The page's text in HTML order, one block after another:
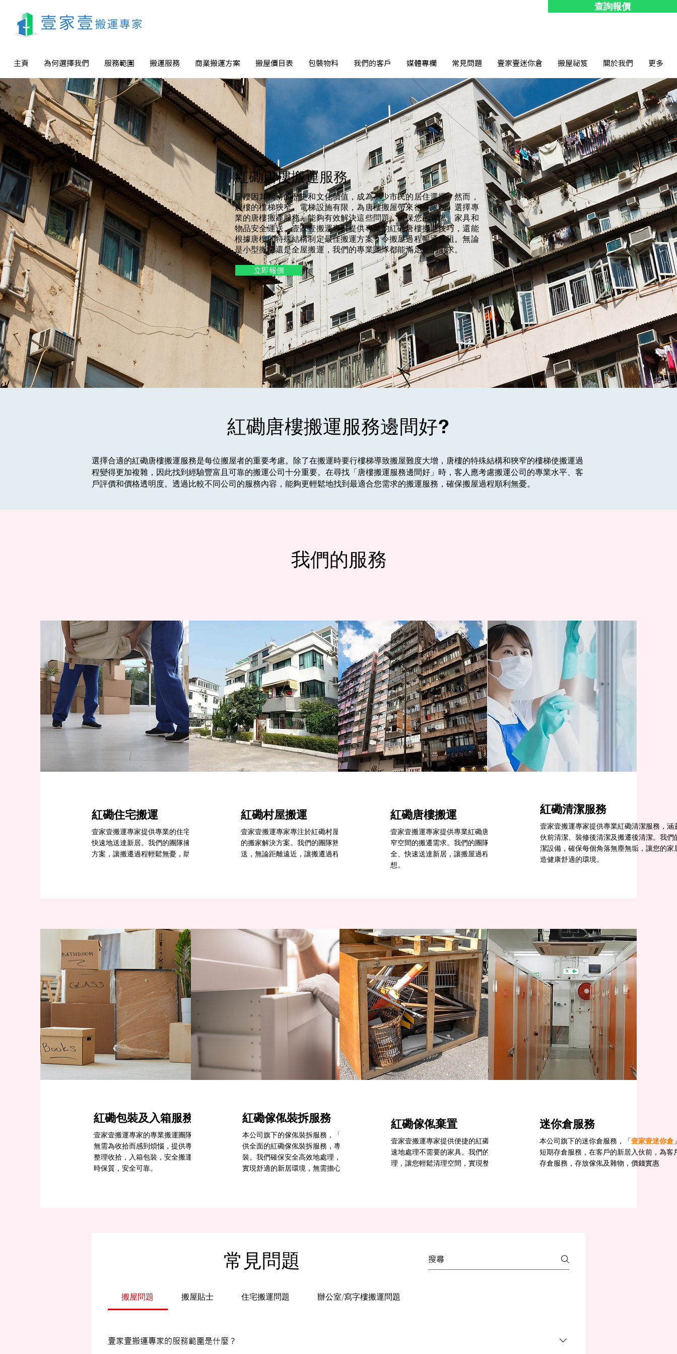
查詢報價
主頁 為何選擇我們 服務範圍 搬運服務 商業搬運方案 搬屋價目表 包裝物料 我們的客戶 媒體專欄 常見問題 壹家壹迷你倉 搬屋祕笈 關於我們 更多
紅磡​唐樓搬運服務
唐樓因其獨特的歷史和文化價值，成為不少市民的居住選擇。然而，
唐樓的樓梯狹窄、電梯設施有限，為唐樓搬屋帶來很多限制。選擇專
業的唐樓搬運服務，能夠有效解決這些問題，確保您的傢俬、家具和
物品安全運送。壹家壹搬運專家提供專業的紅磡唐樓搬運技巧，還能
根據唐樓的特殊結構制定最佳搬運方案，令搬屋過程暢通無阻。無論
是小型搬遷還是全屋搬運，我們的專業團隊都能滿足您的需求。
立即報價
紅磡唐樓搬運服務邊間好?
選擇合適的紅磡唐樓搬運服務是每位搬屋者的重要考慮。除了在搬運時要行樓梯導致搬屋難度大增，唐樓的特殊結構和狹窄的樓梯使搬運過
程變得更加複雜，因此找到經驗豐富且可靠的搬運公司十分重要。在尋找「唐樓搬運服務邊間好」時，客人應考慮搬運公司的專業水平、客
戶評價和價格透明度。透過比較不同公司的服務內容，能夠更輕鬆地找到最適合您需求的搬運服務，確保搬屋過程順利無憂。
我們的服務
紅磡住宅搬運
壹家壹搬運專家提供專業的住宅搬運服務，確保您的物品安全、
快速地送達新居。我們的團隊擁有豐富經驗，提供全方位的搬屋
方案，讓搬遷過程輕鬆無憂，助您順利展開理想新生活。
紅磡村屋搬運
壹家壹搬運專家專注於紅磡村屋搬運服務，為您提供專業和可靠
的搬家解決方案。我們的團隊熟悉村屋環境，確保物品安全運
送，無論距離遠近，讓搬遷過程順利輕鬆，助您安心入住新居。
紅磡​唐樓搬運
壹家壹搬運專家提供專業紅磡唐樓搬運服務，專注於高樓層和狹
窄空間的搬遷需求。我們的團隊熟悉唐樓特點，確保您的物品安
全、快速送達新居，讓搬屋過程輕鬆無憂，實現您的新生活夢
想。
紅磡清潔服務
壹家壹搬運專家提供專業紅磡清潔服務，涵
伙前清潔、裝修後清潔及搬遷後清潔。我們
潔設備，確保每個角落無塵無垢，讓您的家
造健康舒適的環境。
紅磡包裝及入箱服務
壹家壹搬運專家的專業搬運團隊為客戶上門收拾一切所需，客人
無需為收拾而感到煩惱，提供專用紙箱及掛衣箱等，為你於現場
整理收拾，入箱包裝，安全搬運至目的地再歸位，快捷妥當，準
時保質，安全可靠。
紅磡傢俬裝拆服務
本公司旗下的傢俬裝拆服務，「壹家壹傢俬安裝專家」為客戶提
供全面的紅磡傢俬裝拆服務，專業團隊熟悉各類家具的拆卸與安
裝。我們確保安全高效地處理，讓您輕鬆應對搬遷或重新布置，
實現舒適的新居環境，無需擔心繁瑣的過程。
紅磡傢俬棄置
壹家壹搬運專家提供便捷的紅磡傢俬棄置服務，協助您安全、快
速地處理不需要的家具。我們的團隊負責搬運、拆卸及棄置處
理，讓您輕鬆清理空間，實現整潔有序的新居環境。
迷你倉服務
本公司旗下的迷你倉服務，「壹家壹迷你倉
短期存倉服務，在客戶的新居入伙前，為客
存倉服務，存放傢俬及雜物，價錢實惠
常見問題
搬屋問題 搬屋貼士 住宅搬運問題 辦公室/寫字樓搬運問題
壹家壹搬運專家的服務範圍是什麼？